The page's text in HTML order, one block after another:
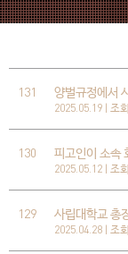
131 양벌규정에서
2025.05.19 | 조
130 피고인이 소속
2025.05.12 | 조
129 사립대학교 총
2025.04.28 | 조